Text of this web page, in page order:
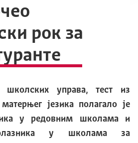
рок за
школских управа, тест из
језика полагало је
у редовним школама и
у школама за